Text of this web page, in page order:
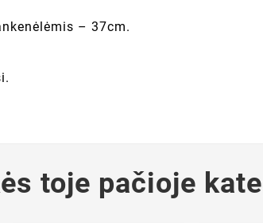
– 37cm.
toje pačioje